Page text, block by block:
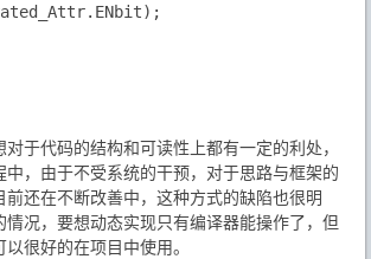
于代码的结构和可读性上都有一定的利处，
，由于不受系统的干预，对于思路与框架的
还在不断改善中，这种方式的缺陷也很明
情况，要想动态实现只有编译器能操作了，但
很好的在项目中使用。